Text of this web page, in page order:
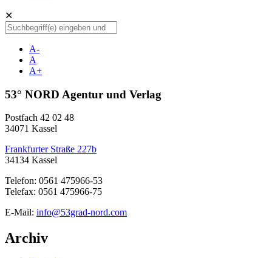
✕
A-
A
A+
53° NORD Agentur und Verlag
Postfach 42 02 48
34071 Kassel
Frankfurter Straße 227b
34134 Kassel
Telefon: 0561 475966-53
Telefax: 0561 475966-75
E-Mail: info@53grad-nord.com
Archiv